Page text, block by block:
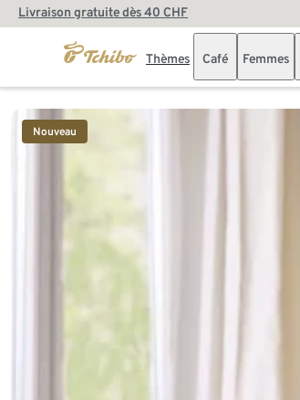
Livraison gratuite dès 40 CHF
Thèmes Café Femmes
Nouveau